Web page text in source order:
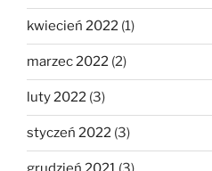
kwiecień 2022 (1)
marzec 2022 (2)
luty 2022 (3)
styczeń 2022 (3)